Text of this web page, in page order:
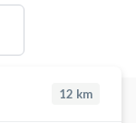
12 km